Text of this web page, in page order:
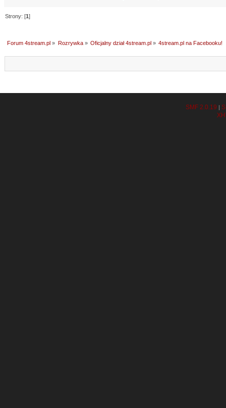
Strony: [1]
Forum 4stream.pl » Rozrywka» Oficjalny dział 4stream.pl » 4stream.pl na Facebooku!
SMF 2.0.19